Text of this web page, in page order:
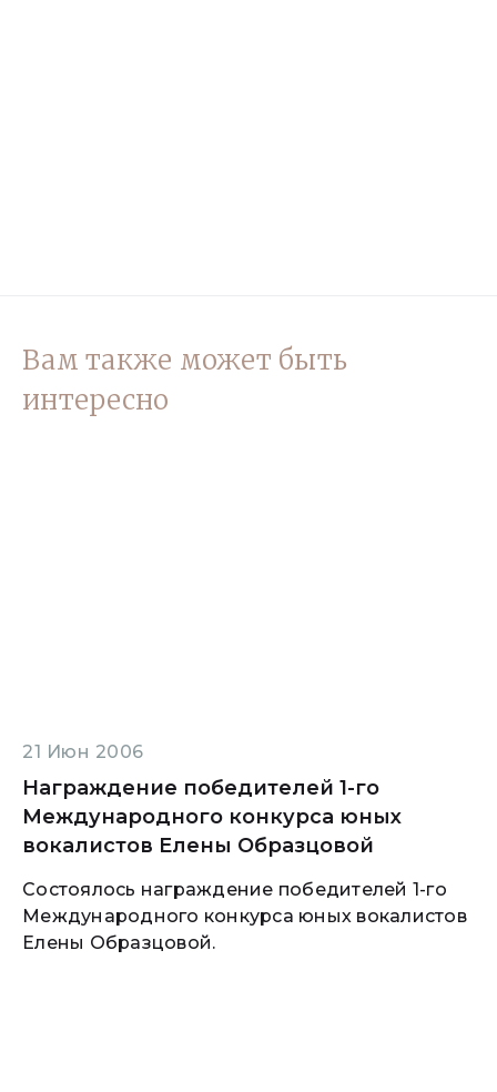
Вам также может быть
интересно
21 Июн 2006
Награждение победителей 1-го
Международного конкурса юных
вокалистов Елены Образцовой
Состоялось награждение победителей 1-го
Международного конкурса юных вокалистов
Елены Образцовой.